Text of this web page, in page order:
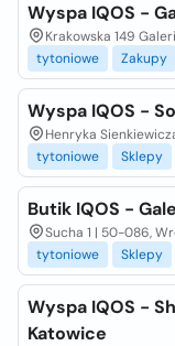
Wyspa IQOS -
Krakowska 149
tytoniowe
Zakupy
Wyspa IQOS -
Henryka
tytoniowe
Sklepy
Butik IQOS -
Sucha 1 | 50-086,
tytoniowe
Sklepy
Wyspa IQOS -
Katowice